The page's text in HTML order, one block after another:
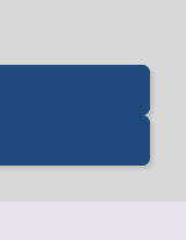
Rastatt - Tel.: